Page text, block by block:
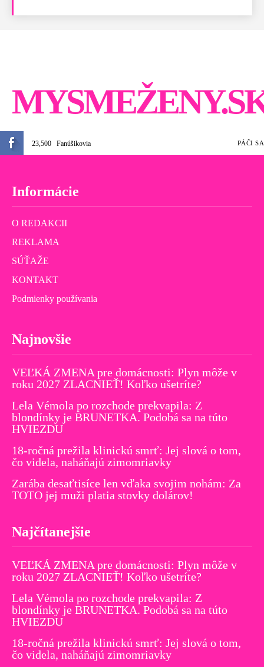
23,500 Fanúšikovia PÁČI SA
Informácie
O REDAKCII
REKLAMA
SÚŤAŽE
KONTAKT
Podmienky používania
Najnovšie
VEĽKÁ ZMENA pre domácnosti: Plyn môže v
roku 2027 ZLACNIEŤ! Koľko ušetríte?
Lela Vémola po rozchode prekvapila: Z
blondínky je BRUNETKA. Podobá sa na túto
HVIEZDU
18-ročná prežila klinickú smrť: Jej slová o tom,
čo videla, naháňajú zimomriavky
Zarába desaťtisíce len vďaka svojim nohám: Za
TOTO jej muži platia stovky dolárov!
Najčítanejšie
VEĽKÁ ZMENA pre domácnosti: Plyn môže v
roku 2027 ZLACNIEŤ! Koľko ušetríte?
Lela Vémola po rozchode prekvapila: Z
blondínky je BRUNETKA. Podobá sa na túto
HVIEZDU
18-ročná prežila klinickú smrť: Jej slová o tom,
čo videla, naháňajú zimomriavky